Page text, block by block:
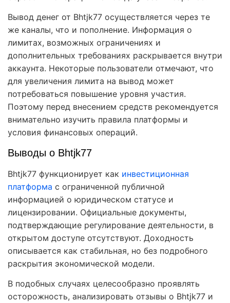
Вывод денег от Bhtjk77 осуществляется через те
же каналы, что и пополнение. Информация о
лимитах, возможных ограничениях и
дополнительных требованиях раскрывается внутри
аккаунта. Некоторые пользователи отмечают, что
для увеличения лимита на вывод может
потребоваться повышение уровня участия.
Поэтому перед внесением средств рекомендуется
внимательно изучить правила платформы и
условия финансовых операций.
Выводы о Bhtjk77
Bhtjk77 функционирует как инвестиционная
платформа с ограниченной публичной
информацией о юридическом статусе и
лицензировании. Официальные документы,
подтверждающие регулирование деятельности, в
открытом доступе отсутствуют. Доходность
описывается как стабильная, но без подробного
раскрытия экономической модели.
В подобных случаях целесообразно проявлять
осторожность, анализировать отзывы о Bhtjk77 и